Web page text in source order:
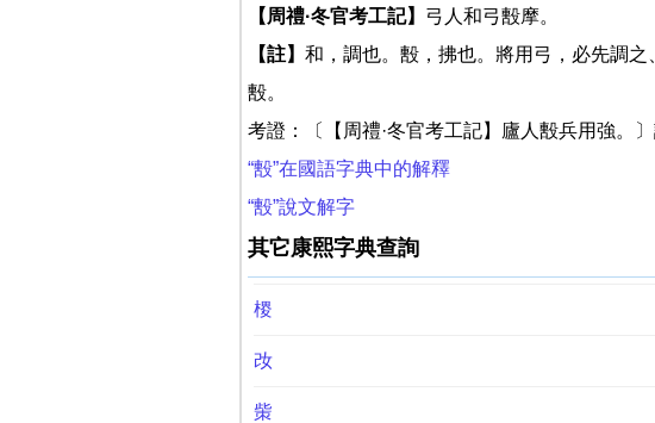
【周禮·冬官考工記】 弓人和弓毄摩。
【註】 和，調也。毄，拂也。將用弓，必先調之
毄。
考證：〔【周禮·冬官考工記】廬人毄兵用強。〕
“毄”在國語字典中的解釋
“毄”說文解字
其它康熙字典查詢
㮨
妀
㭰